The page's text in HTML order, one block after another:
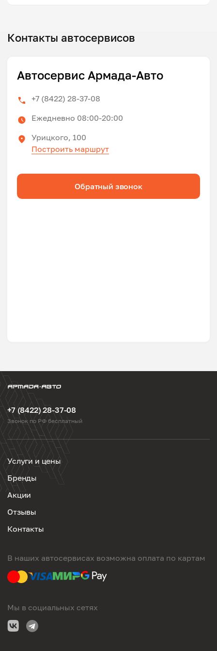
Контакты автосервисов
Автосервис Армада-Авто
+7 (8422) 28-37-08
Ежедневно 08:00-20:00
Урицкого, 100
Построить маршрут
Обратный звонок
+7 (8422) 28-37-08
Звонок по РФ бесплатный
Услуги и цены
Бренды
Акции
Отзывы
Контакты
В наших автосервисах возможна оплата по картам
Мы в социальных сетях